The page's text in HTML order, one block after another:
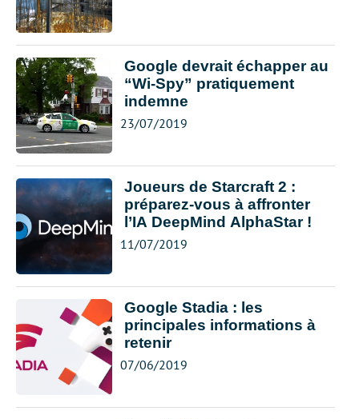
Google devrait échapper au
“Wi-Spy” pratiquement
indemne
23/07/2019
Joueurs de Starcraft 2 :
préparez-vous à affronter
l’IA DeepMind AlphaStar !
11/07/2019
Google Stadia : les
principales informations à
retenir
07/06/2019